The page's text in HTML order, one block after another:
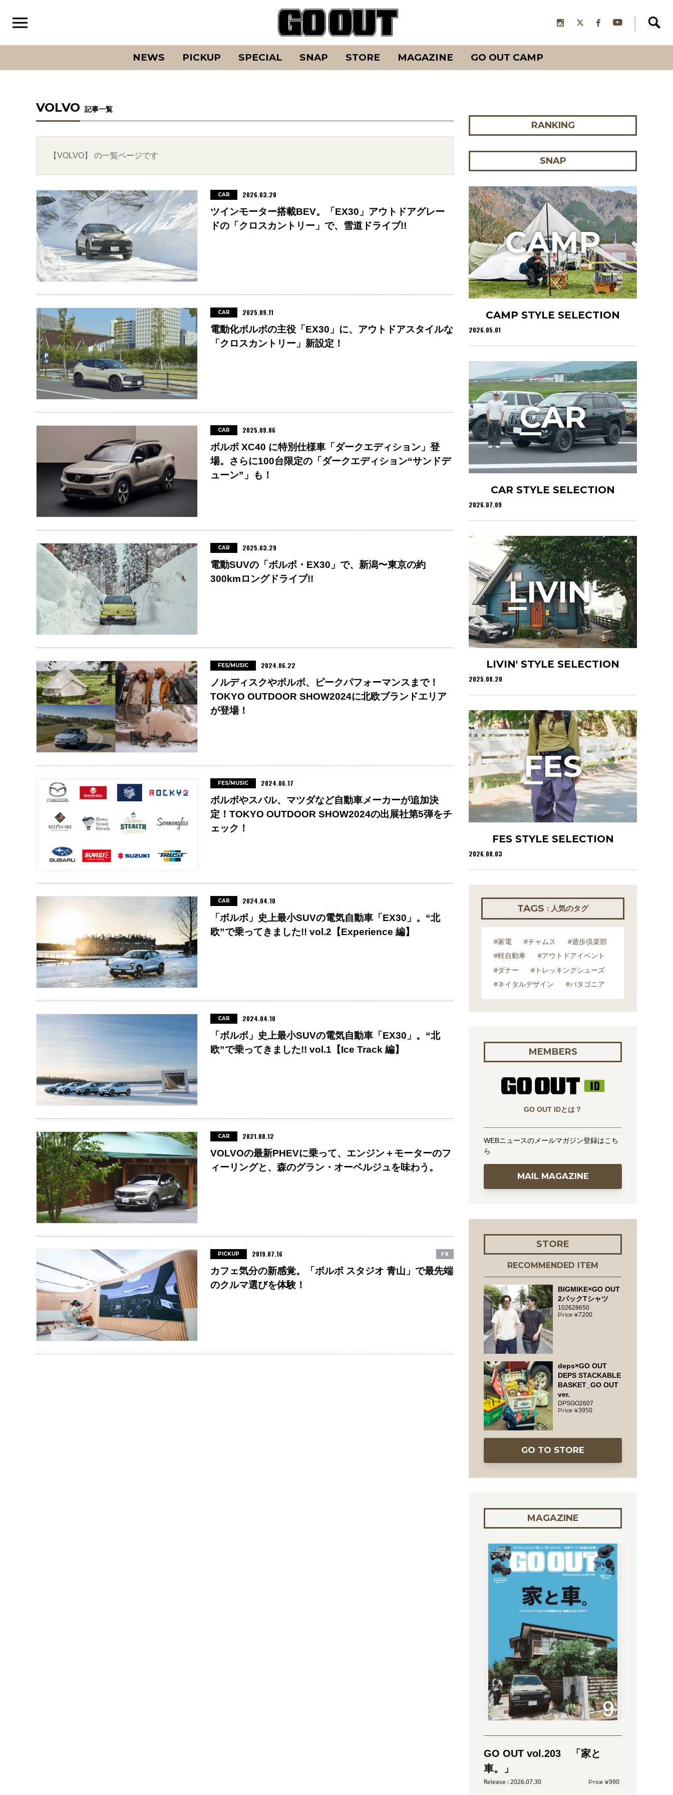
NEWS PICKUP SPECIAL SNAP STORE MAGAZINE GO OUT CAMP
VOLVO 記事一覧
【VOLVO】 の一覧ページです
ツインモーター搭載BEV。「EX30」アウトドアグレー
ドの「クロスカントリー」で、雪道ドライブ!!
CAR 2026.03.20
電動化ボルボの主役「EX30」に、アウトドアスタイルな
「クロスカントリー」新設定！
CAR 2025.09.11
ボルボ XC40 に特別仕様車「ダークエディション」登
場。さらに100台限定の「ダークエディション“サンドデ
ューン”」も！
CAR 2025.09.06
電動SUVの「ボルボ・EX30」で、新潟〜東京の約
300kmロングドライブ!!
CAR 2025.03.29
ノルディスクやボルボ、ピークパフォーマンスまで！
TOKYO OUTDOOR SHOW2024に北欧ブランドエリア
が登場！
FES/MUSIC 2024.06.22
ボルボやスバル、マツダなど自動車メーカーが追加決
定！TOKYO OUTDOOR SHOW2024の出展社第5弾をチ
ェック！
FES/MUSIC 2024.06.17
「ボルボ」史上最小SUVの電気自動車「EX30」。“北
欧”で乗ってきました!! vol.2【Experience 編】
CAR 2024.04.10
「ボルボ」史上最小SUVの電気自動車「EX30」。“北
欧”で乗ってきました!! vol.1【Ice Track 編】
CAR 2024.04.10
VOLVOの最新PHEVに乗って、エンジン＋モーターのフ
ィーリングと、森のグラン・オーベルジュを味わう。
CAR 2021.08.12
カフェ気分の新感覚。「ボルボ スタジオ 青山」で最先端
のクルマ選びを体験！
PICKUP 2019.07.16 PR
RANKING
SNAP
CAMP STYLE SELECTION
2026.05.01
CAMP
CAR STYLE SELECTION
2026.07.09
CAR
LIVIN' STYLE SELECTION
2025.08.20
LIVIN'
FES STYLE SELECTION
2026.08.03
FES
TAGS : 人気のタグ
#家電 #チャムス
#遊歩倶楽部
#軽自動車
#アウトドアイベント
#ダナー
#トレッキングシューズ
#ネイタルデザイン
#パタゴニア
MEMBERS
GO OUT IDとは？
WEBニュースのメールマガジン登録はこち
ら
MAIL MAGAZINE
STORE
RECOMMENDED ITEM
BIGMIKE×GO OUT
2パックTシャツ
102628650
7200
deps×GO OUT
DEPS STACKABLE
BASKET_GO OUT
ver.
DPSGO2607
3950
GO TO STORE
MAGAZINE
GO OUT vol.203 「家と
車。」
2026.07.30 990